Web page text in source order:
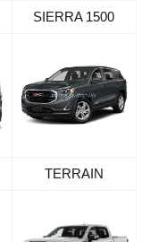
SIERRA 1500
TERRAIN